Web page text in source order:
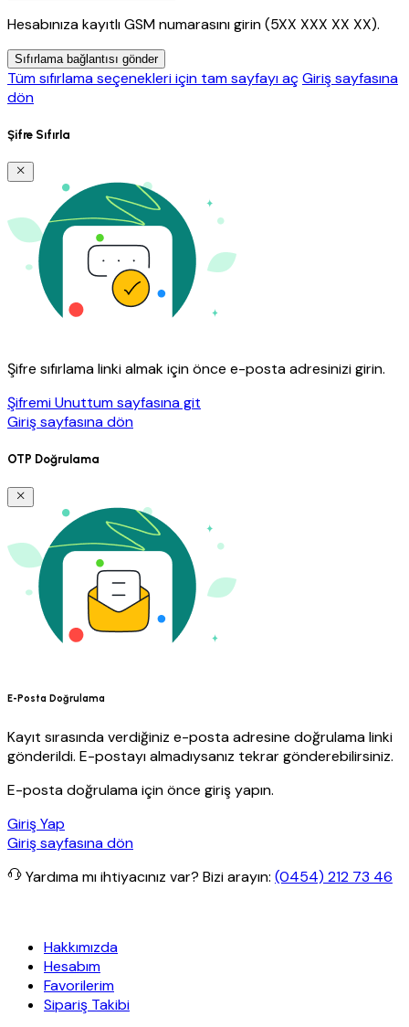
Hesabınıza kayıtlı GSM numarasını girin (5XX XXX XX XX).
Sıfırlama bağlantısı gönder
Tüm sıfırlama seçenekleri için tam sayfayı açGiriş sayfasına
dön
Şifre Sıfırla
Şifre sıfırlama linki almak için önce e-posta adresinizi girin.
Şifremi Unuttum sayfasına git
Giriş sayfasına dön
OTP Doğrulama
E-Posta Doğrulama
Kayıt sırasında verdiğiniz e-posta adresine doğrulama linki
gönderildi. E-postayı almadıysanız tekrar gönderebilirsiniz.
E-posta doğrulama için önce giriş yapın.
Giriş Yap
Giriş sayfasına dön
Yardıma mı ihtiyacınız var? Bizi arayın: (0454) 212 73 46
Hakkımızda
Hesabım
Favorilerim
Sipariş Takibi